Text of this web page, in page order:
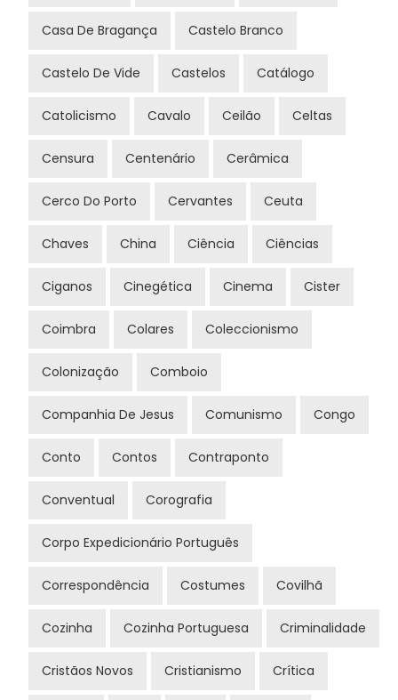
Casa De Bragança Castelo Branco
Castelo De Vide Castelos Catálogo
Catolicismo Cavalo Ceilão Celtas
Censura Centenário Cerâmica
Cerco Do Porto Cervantes Ceuta
Chaves China Ciência Ciências
Ciganos Cinegética Cinema Cister
Coimbra Colares Coleccionismo
Colonização Comboio
Companhia De Jesus Comunismo Congo
Conto Contos Contraponto
Conventual Corografia
Corpo Expedicionário Português
Correspondência Costumes Covilhã
Cozinha Cozinha Portuguesa Criminalidade
Cristãos Novos Cristianismo Crítica